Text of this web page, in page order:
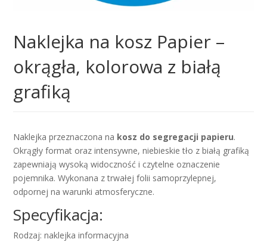
Naklejka na kosz Papier –
okrągła, kolorowa z białą
grafiką
Naklejka przeznaczona na kosz do segregacji papieru.
Okrągły format oraz intensywne, niebieskie tło z białą grafiką
zapewniają wysoką widoczność i czytelne oznaczenie
pojemnika. Wykonana z trwałej folii samoprzylepnej,
odpornej na warunki atmosferyczne.
Specyfikacja:
Rodzaj: naklejka informacyjna